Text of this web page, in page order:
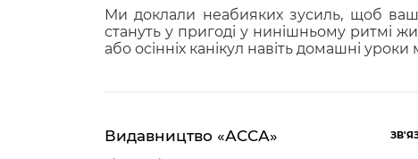
Ми доклали неабияких зусиль, щоб
стануть у пригоді у нинішньому ритмі
або осінніх канікул навіть домашні
Видавництво «АССА»